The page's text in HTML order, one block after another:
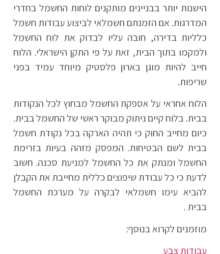
הישנות יותר בבניינים מותקנים לוחות החשמל בחדרי
המדרגות. אם הזמנתם חשמלאי לביצוע עבודות חשמל
כלליות בדירה, חובה עליו לבדוק את לוח החשמל
ולמקמו בתוך הבית, זאת על פי התקן הישראלי. הלוח
חייב להיות מוגן בארון פלסטיק מיוחד עמיד בפני
שריפות.
הלוח אחראי על אספקת החשמל מבחוץ לכל הנקודות
בבית. בלוח קיים ניתוק מבוקר ראשי של החשמל בבית.
כיום מחייב החוק כי תהיה הארקה בכל נקודת חשמל
בבית לשם הבטיחות. המפסק מזהה בעיות בזרימת
החשמל ומנתק את כל החשמל למניעת סכנה. חשוב
לדעת כי כל עבודת שיפוצים כללית מחייבת את הקבלן
להביא עימו חשמלאי לבקרה על מערכת החשמל
בבית .​
מוזמנים לקרוא בנוסף:
עבודות צבע